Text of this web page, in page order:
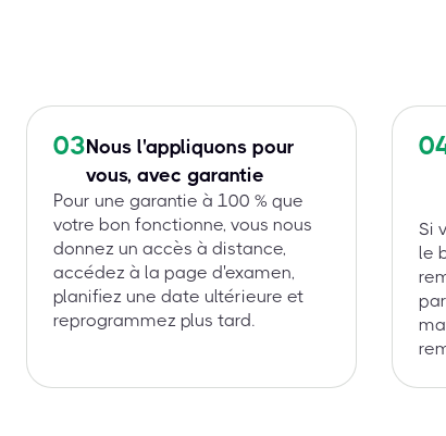
03 Nous l'appliquons pour
vous, avec garantie
Pour une garantie à 100 % que
votre bon fonctionne, vous nous
donnez un accès à distance,
accédez à la page d'examen,
planifiez une date ultérieure et
reprogrammez plus tard.
Si
le